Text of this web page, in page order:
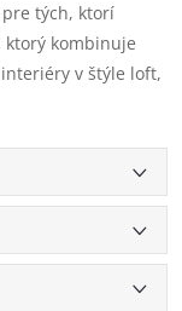
pre tých, ktorí
kombinuje
v štýle loft,